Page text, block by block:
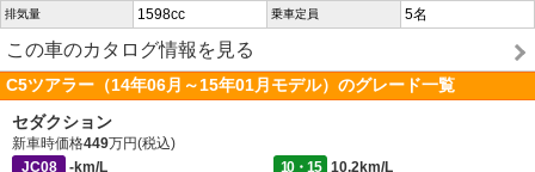
排気量 1598cc 乗車定員 5名
この車のカタログ情報を見る
C5ツアラー（14年06月～15年01月モデル）のグレード一覧
セダクション
新車時価格449万円(税込)
JC08
-km/L 10・15
10.2km/L